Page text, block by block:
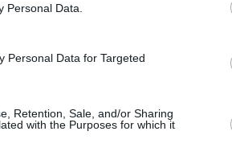
Personal Data.
Personal Data for Targeted
Retention, Sale, and/or Sharing
with the Purposes for which it